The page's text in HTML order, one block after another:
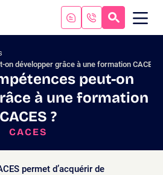
développer grâce à une formation CACES ?
peut-on
à une formation
CACES ?
CACES
permet d’acquérir de